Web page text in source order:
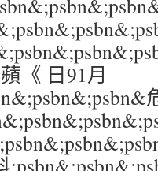
《 日91月